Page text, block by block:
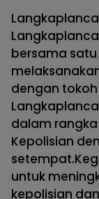
bersama
dengan
dalam
Kepolisian
untuk
kepolisian